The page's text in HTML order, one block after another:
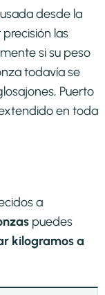
desde la
las
si su peso
todavía se
Puerto
en toda
a
puedes
kilogramos a